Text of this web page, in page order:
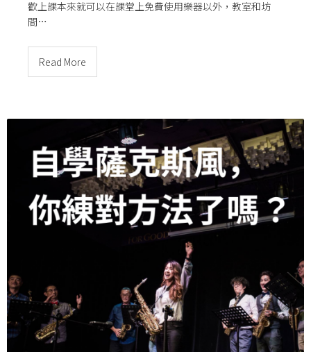
歡上課本來就可以在課堂上免費使用樂器以外，教室和坊
間…
Read More